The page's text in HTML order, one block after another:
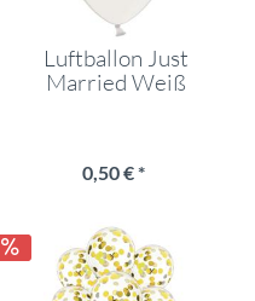
Luftballon Just
Married Weiß
0,50 € *